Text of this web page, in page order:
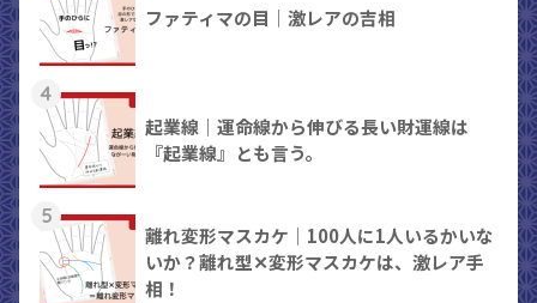
ファティマの目｜激レアの吉相
4
起業線｜運命線から伸びる長い財運線は
『起業線』とも言う。
5
離れ変形マスカケ｜100人に1人いるかいな
いか？離れ型✕変形マスカケは、激レア手
相！